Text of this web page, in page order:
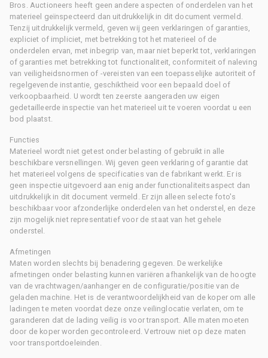
Bros. Auctioneers heeft geen andere aspecten of onderdelen van het
materieel geïnspecteerd dan uitdrukkelijk in dit document vermeld.
Tenzij uitdrukkelijk vermeld, geven wij geen verklaringen of garanties,
expliciet of impliciet, met betrekking tot het materieel of de
onderdelen ervan, met inbegrip van, maar niet beperkt tot, verklaringen
of garanties met betrekking tot functionaliteit, conformiteit of naleving
van veiligheidsnormen of -vereisten van een toepasselijke autoriteit of
regelgevende instantie, geschiktheid voor een bepaald doel of
verkoopbaarheid. U wordt ten zeerste aangeraden uw eigen
gedetailleerde inspectie van het materieel uit te voeren voordat u een
bod plaatst.
Functies
Materieel wordt niet getest onder belasting of gebruikt in alle
beschikbare versnellingen. Wij geven geen verklaring of garantie dat
het materieel volgens de specificaties van de fabrikant werkt. Er is
geen inspectie uitgevoerd aan enig ander functionaliteitsaspect dan
uitdrukkelijk in dit document vermeld. Er zijn alleen selecte foto's
beschikbaar voor afzonderlijke onderdelen van het onderstel, en deze
zijn mogelijk niet representatief voor de staat van het gehele
onderstel.
Afmetingen
Maten worden slechts bij benadering gegeven. De werkelijke
afmetingen onder belasting kunnen variëren afhankelijk van de hoogte
van de vrachtwagen/aanhanger en de configuratie/positie van de
geladen machine. Het is de verantwoordelijkheid van de koper om alle
ladingen te meten voordat deze onze veilinglocatie verlaten, om te
garanderen dat de lading veilig is voor transport. Alle maten moeten
door de koper worden gecontroleerd. Vertrouw niet op deze maten
voor transportdoeleinden.